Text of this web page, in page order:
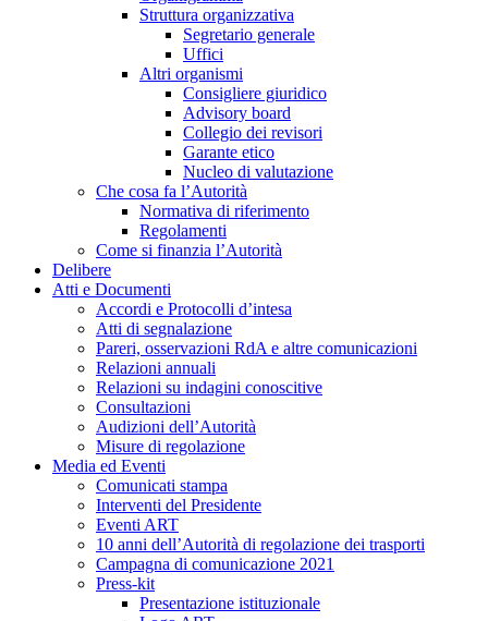
Struttura organizzativa
Segretario generale
Uffici
Altri organismi
Consigliere giuridico
Advisory board
Collegio dei revisori
Garante etico
Nucleo di valutazione
Che cosa fa l’Autorità
Normativa di riferimento
Regolamenti
Come si finanzia l’Autorità
Delibere
Atti e Documenti
Accordi e Protocolli d’intesa
Atti di segnalazione
Pareri, osservazioni RdA e altre comunicazioni
Relazioni annuali
Relazioni su indagini conoscitive
Consultazioni
Audizioni dell’Autorità
Misure di regolazione
Media ed Eventi
Comunicati stampa
Interventi del Presidente
Eventi ART
10 anni dell’Autorità di regolazione dei trasporti
Campagna di comunicazione 2021
Press-kit
Presentazione istituzionale